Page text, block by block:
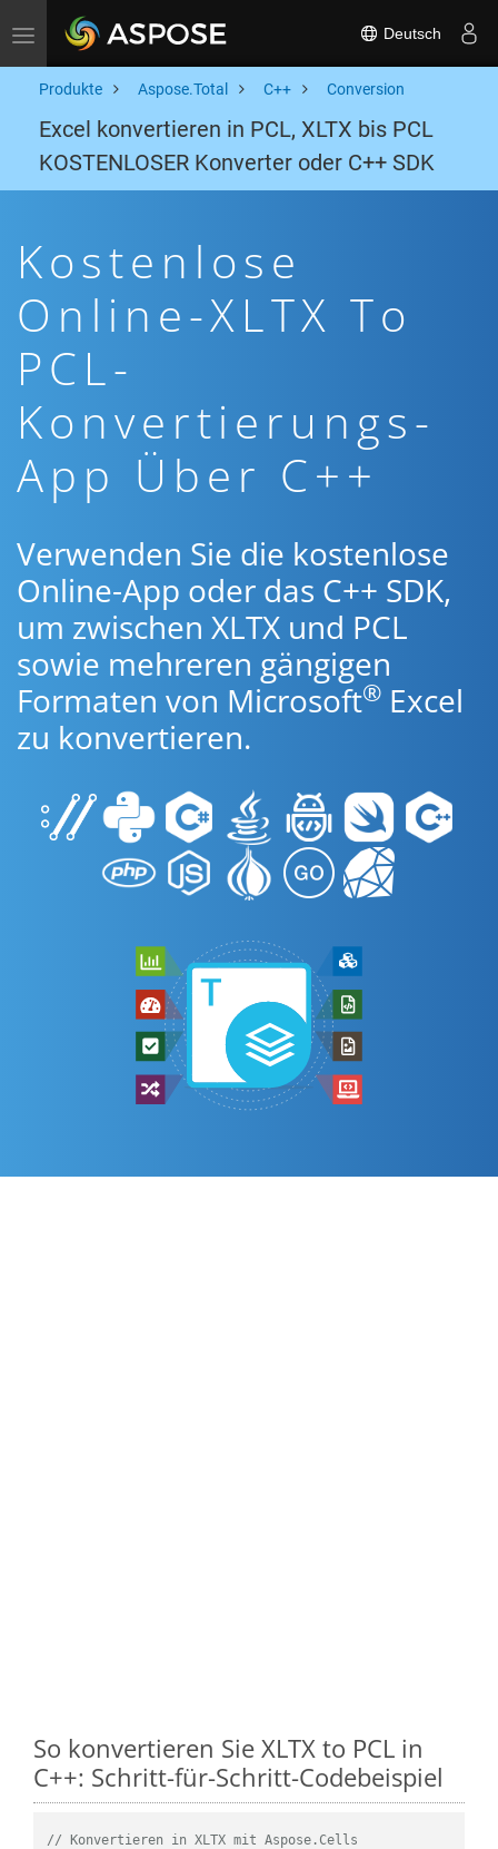
Toggle navigation Deutsch
Produkte Aspose.Total C++ Conversion
Excel konvertieren in PCL, XLTX bis PCL
KOSTENLOSER Konverter oder C++ SDK
Kostenlose
Online-XLTX To
PCL-
Konvertierungs-
App Über C++
Verwenden Sie die kostenlose
Online-App oder das C++ SDK,
um zwischen XLTX und PCL
sowie mehreren gängigen
Formaten von Microsoft® Excel
zu konvertieren.
So konvertieren Sie XLTX to PCL in
C++: Schritt-für-Schritt-Codebeispiel
// Konvertieren in XLTX mit Aspose.Cells